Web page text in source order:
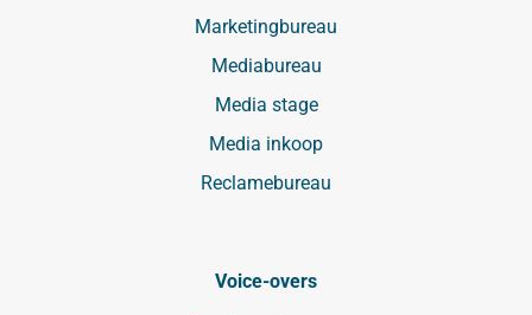
Marketingbureau
Mediabureau
Media stage
Media inkoop
Reclamebureau
Voice-overs